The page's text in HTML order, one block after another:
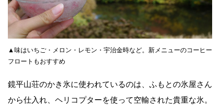
▲味はいちご・メロン・レモン・宇治金時など。新メニューのコーヒー
フロートもおすすめ
鏡平山荘のかき氷に使われているのは、ふもとの氷屋さん
から仕入れ、ヘリコプターを使って空輸された貴重な氷。